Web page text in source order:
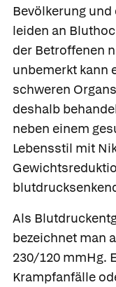
Bevölkerung
leiden an
der Betroffenen
unbemerkt kann
schweren
deshalb
neben einem
Lebensstil mit
Als
bezeichnet man
230/120 mmHg.
Krampfanfälle